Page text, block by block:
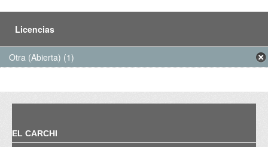
Licencias
Otra (Abierta) (1)
EL CARCHI